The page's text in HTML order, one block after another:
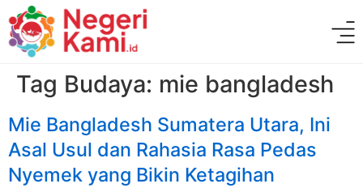
Tag Budaya: mie bangladesh
Mie Bangladesh Sumatera Utara, Ini
Asal Usul dan Rahasia Rasa Pedas
Nyemek yang Bikin Ketagihan